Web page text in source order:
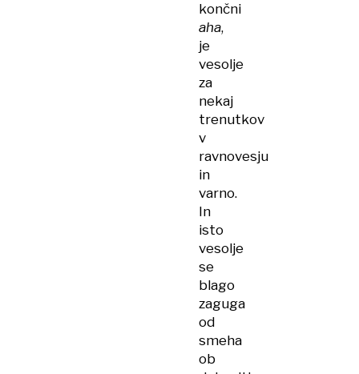
končni
aha,
je
vesolje
za
nekaj
trenutkov
v
ravnovesju
in
varno.
In
isto
vesolje
se
blago
zaguga
od
smeha
ob